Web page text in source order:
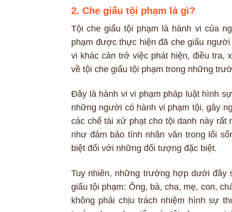
2. Che giấu tội phạm là gì?
Tội che giấu tội phạm là hành vi của
phạm được thực hiện đã che giấu
vi khác cản trở việc phát hiện, điều tra,
về tội che giấu tội phạm trong những
Đây là hành vi vi phạm pháp luật hình
những người có hành vi phạm tội, gây
các chế tài xử phạt cho tội danh này rất
như đảm bảo tính nhân văn trong lối
biệt đối với những đối tượng đặc biệt.
Tuy nhiên, những trường hợp dưới đây
giấu tội phạm: Ông, bà, cha, mẹ, con,
không phải chịu trách nhiệm hình sự